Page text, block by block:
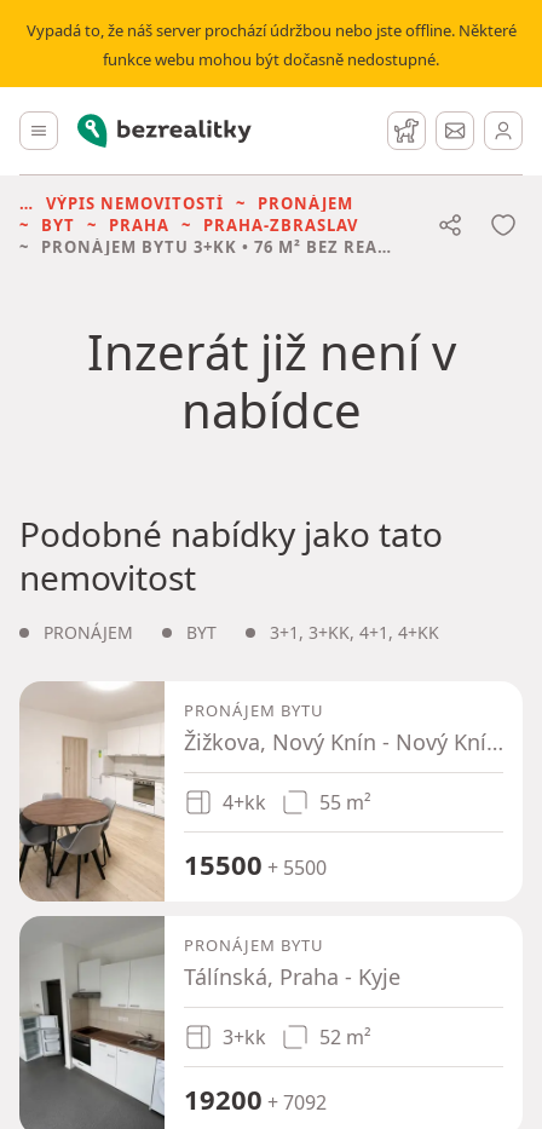
Vypadá to, že náš server prochází údržbou nebo jste offline. Některé
funkce webu mohou být dočasně nedostupné.
Hlavní menu
Bezrealitky Hlídací pes
Zprávy
VÝPIS NEMOVITOSTÍ
PRONÁJEM
BYT
PRAHA
PRAHA-ZBRASLAV
PRONÁJEM BYTU 3+KK • 76 M² BEZ REALITKY
Inzerát již není v
nabídce
Podobné nabídky jako tato
nemovitost
PRONÁJEM BYT 3+1 , 3+KK, 4+1 , 4+KK
PRONÁJEM BYTU
Žižkova, Nový Knín - Nový Knín, Středočeský kraj
4+kk 55 m²
15500 + 5500
PRONÁJEM BYTU
Tálínská, Praha - Kyje
3+kk 52 m²
19200 + 7092